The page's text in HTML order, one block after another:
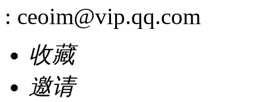
: ceoim@vip.qq.com
收藏
邀请